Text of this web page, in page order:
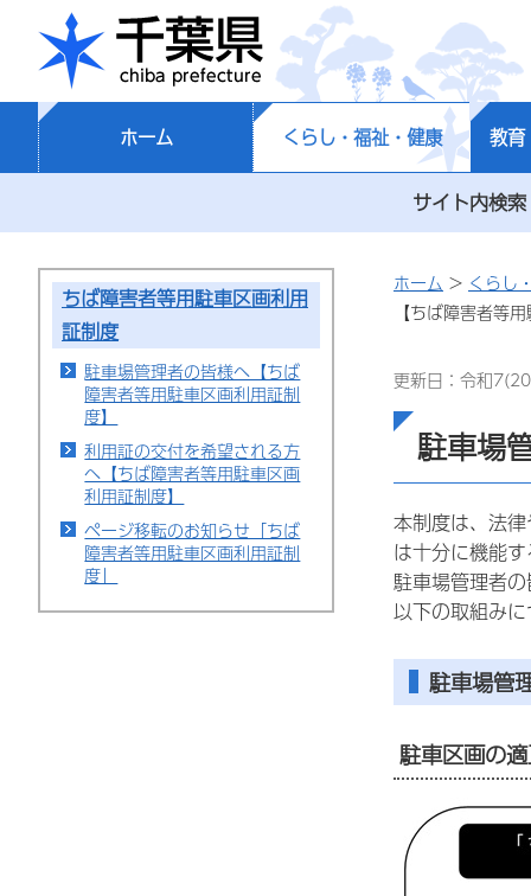
千葉県
ホーム くらし・福祉・健康 教育
サイト内検索
ちば障害者等用駐車区画利用
証制度
駐車場管理者の皆様へ【ちば
障害者等用駐車区画利用証制
度】
利用証の交付を希望される方
へ【ちば障害者等用駐車区画
利用証制度】
ページ移転のお知らせ「ちば
障害者等用駐車区画利用証制
度」
ホーム > くらし
【ちば障害者等
更新日：令和
駐車場
本制度は、法
は十分に機能
駐車場管理者
以下の取組み
駐車場管
駐車区画の